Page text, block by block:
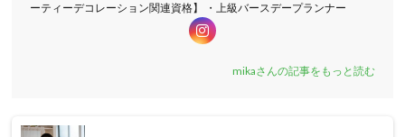
ーティーデコレーション関連資格】 ・上級バースデープランナー
mikaさんの記事をもっと読む